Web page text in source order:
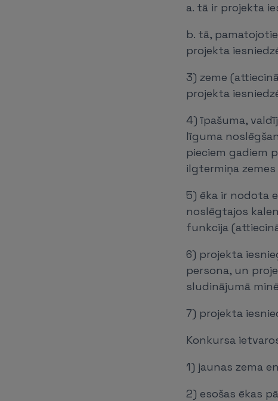
a. tā ir projekta
b. tā,
projekta
3) zeme
projekta
4) īpašuma,
līguma
pieciem gadiem
ilgtermiņa
5) ēka ir nodota
noslēgtajos
funkcija
6) projekta
persona, un
sludinājumā
7) projekta
Konkursa
1) jaunas zema
2) esošas ēkas